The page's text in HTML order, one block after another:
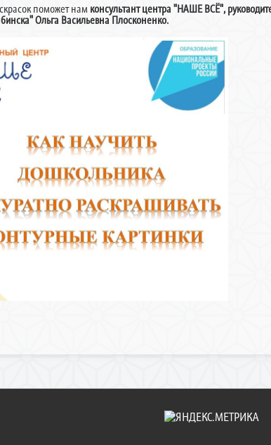
поможет нам консультант центра "НАШЕ ВСЁ",
Ольга Васильевна Плосконенко.